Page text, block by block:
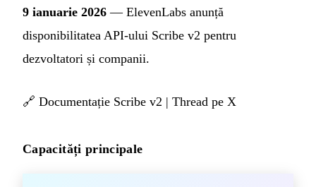
9 ianuarie 2026 — ElevenLabs anunță
disponibilitatea API-ului Scribe v2 pentru
dezvoltatori și companii.
🔗 Documentație Scribe v2 | Thread pe X
Capacități principale